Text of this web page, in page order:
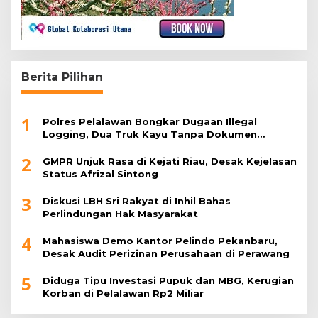
Berita Pilihan
1
Polres Pelalawan Bongkar Dugaan Illegal
Logging, Dua Truk Kayu Tanpa Dokumen
2
GMPR Unjuk Rasa di Kejati Riau, Desak Kejelasan
Status Afrizal Sintong
3
Diskusi LBH Sri Rakyat di Inhil Bahas
Perlindungan Hak Masyarakat
4
Mahasiswa Demo Kantor Pelindo Pekanbaru,
Desak Audit Perizinan Perusahaan di Perawang
5
Diduga Tipu Investasi Pupuk dan MBG, Kerugian
Korban di Pelalawan Rp2 Miliar